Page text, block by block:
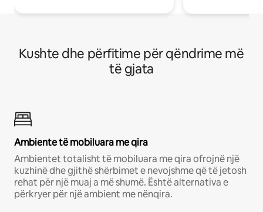
Kushte dhe përfitime për qëndrime më
të gjata
Ambiente të mobiluara me qira
Ambientet totalisht të mobiluara me qira ofrojnë një
kuzhinë dhe gjithë shërbimet e nevojshme që të jetosh
rehat për një muaj a më shumë. Është alternativa e
përkryer për një ambient me nënqira.